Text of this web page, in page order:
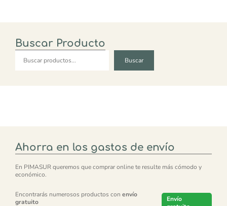
Buscar Producto
Buscar
Ahorra en los gastos de envío
En PIMASUR queremos que comprar online te resulte más cómodo y
económico.
Encontrarás numerosos productos con envío
gratuito
Envío